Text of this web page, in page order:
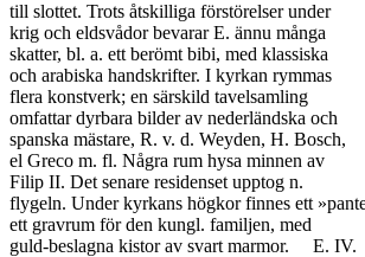
till slottet. Trots åtskilliga förstörelser under
krig och eldsvådor bevarar E. ännu många
skatter, bl. a. ett berömt bibi, med klassiska
och arabiska handskrifter. I kyrkan rymmas
flera konstverk; en särskild tavelsamling
omfattar dyrbara bilder av nederländska och
spanska mästare, R. v. d. Weyden, H. Bosch,
el Greco m. fl. Några rum hysa minnen av
Filip II. Det senare residenset upptog n.
flygeln. Under kyrkans högkor finnes ett
ett gravrum för den kungl. familjen, med
guld-beslagna kistor av svart marmor.	E. IV.